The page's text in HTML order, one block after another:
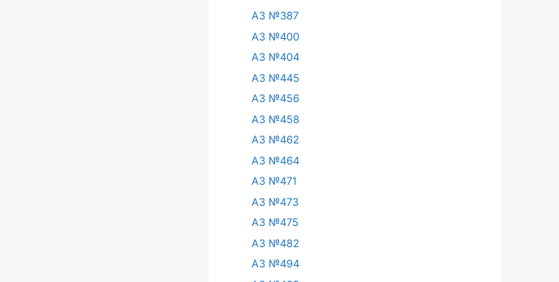
АЗ №387
АЗ №400
АЗ №404
АЗ №445
АЗ №456
АЗ №458
АЗ №462
АЗ №464
АЗ №471
АЗ №473
АЗ №475
АЗ №482
АЗ №494